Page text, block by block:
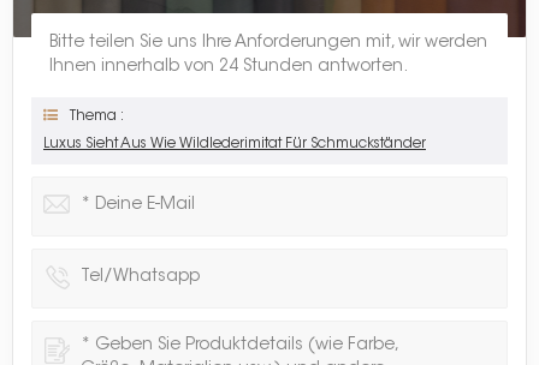
Bitte teilen Sie uns Ihre Anforderungen mit, wir werden
Ihnen innerhalb von 24 Stunden antworten.
Thema :
Luxus Sieht Aus Wie Wildlederimitat Für Schmuckständer